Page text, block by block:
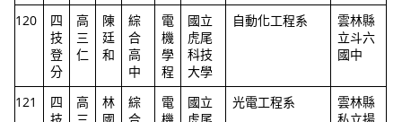
120
四
技
登
分
高
三
仁
陳
廷
和
綜
合
高
中
電
機
學
程
國立
虎尾
科技
大學
自動化工程系
雲林縣
立斗六
國中
121
四
高
林
綜
電
國立
光電工程系
雲林縣